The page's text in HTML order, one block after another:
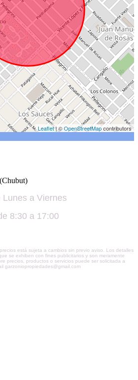
Leaflet| ©OpenStreetMapcontributors
Lunes a Viernes
8:30 a 17:00
está sujeta a cambios sin previo aviso. Los detalles
se exhiben con fines publicitarios y son meramente
precios, productos o servicios puede ser solicitada a
garzoniopropiedades@gmail.com